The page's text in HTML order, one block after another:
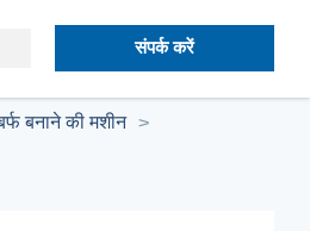
संपर्क करें
बनाने की मशीन >